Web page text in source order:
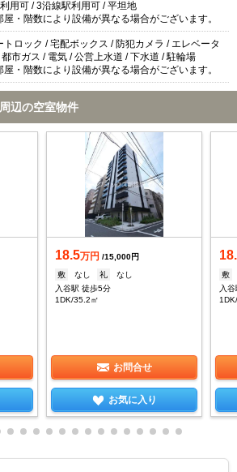
用可 / 3沿線駅利用可 / 平坦地
・階数により設備が異なる場合がございます。
トロック / 宅配ボックス / 防犯カメラ / エレベータ
都市ガス / 電気 / 公営上水道 / 下水道 / 駐輪場
・階数により設備が異なる場合がございます。
辺の空室物件
18.5万円 /15,000円
敷
なし 礼
なし
入谷駅 徒歩5分
1DK/35.2㎡
お問合せ
お気に入り
敷
入